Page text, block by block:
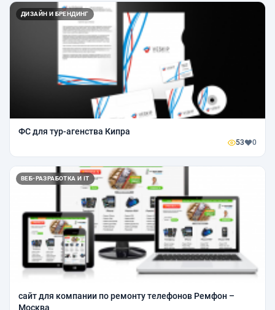
ДИЗАЙН И БРЕНДИНГ
ФС для тур-агенства Кипра
53 0
ВЕБ-РАЗРАБОТКА И IT
сайт для компании по ремонту телефонов Ремфон –
Москва